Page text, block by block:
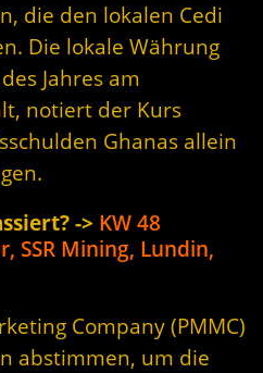
die den lokalen Cedi
Die lokale Währung
Jahres am
notiert der Kurs
Ghanas allein
-> KW 48
SSR Mining, Lundin,
Company (PMMC)
abstimmen, um die